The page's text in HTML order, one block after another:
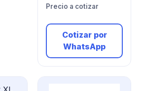
Precio a cotizar
Cotizar por
WhatsApp